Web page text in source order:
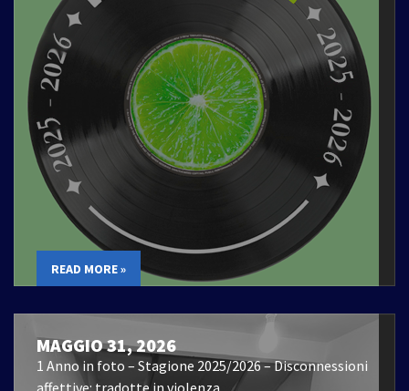
READ MORE »
MAGGIO 31, 2026
1 Anno in foto – Stagione 2025/2026 – Disconnessioni
affettive: tradotte in violenza